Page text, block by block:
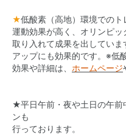
★低酸素（高地）環境での
運動効果が高く、オリンピ
取り入れて成果を出してい
アップにも効果的です。※低
効果や詳細は、 ホームページ
★平日午前・夜や土日の午前
ンも
行っております。